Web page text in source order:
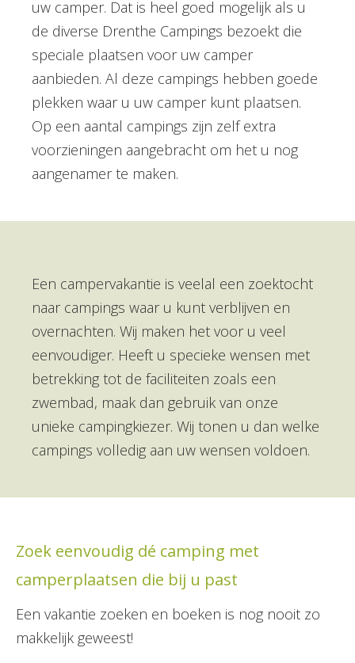
uw camper. Dat is heel goed mogelijk als u
de diverse Drenthe Campings bezoekt die
speciale plaatsen voor uw camper
aanbieden. Al deze campings hebben goede
plekken waar u uw camper kunt plaatsen.
Op een aantal campings zijn zelf extra
voorzieningen aangebracht om het u nog
aangenamer te maken.
Een campervakantie is veelal een zoektocht
naar campings waar u kunt verblijven en
overnachten. Wij maken het voor u veel
eenvoudiger. Heeft u specieke wensen met
betrekking tot de faciliteiten zoals een
zwembad, maak dan gebruik van onze
unieke campingkiezer. Wij tonen u dan welke
campings volledig aan uw wensen voldoen.
Zoek eenvoudig dé camping met
camperplaatsen die bij u past
Een vakantie zoeken en boeken is nog nooit zo
makkelijk geweest!